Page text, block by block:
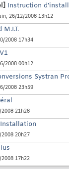
Instruction
, 26/12/2008 13h12
2008 17h34
2008 00h12
Systran
2008 23h59
21h28
20h27
17h22